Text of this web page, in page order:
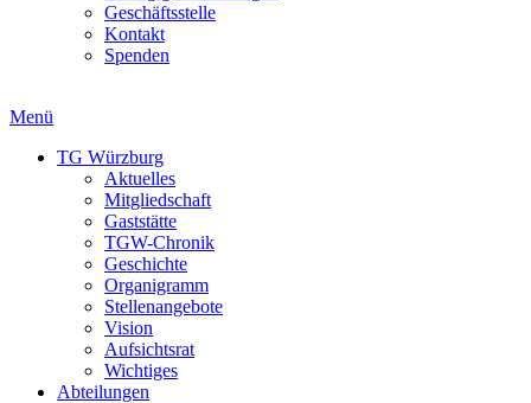
Geschäftsstelle
Kontakt
Spenden
Menü
TG Würzburg
Aktuelles
Mitgliedschaft
Gaststätte
TGW-Chronik
Geschichte
Organigramm
Stellenangebote
Vision
Aufsichtsrat
Wichtiges
Abteilungen